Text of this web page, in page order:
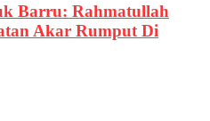
Barru: Rahmatullah
Akar Rumput Di